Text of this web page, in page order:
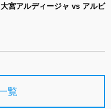
宮アルディージャ vs アルビ
覧